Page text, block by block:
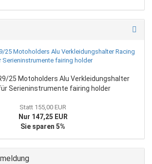
25 Motoholders Alu Verkleidungshalter
Serieninstrumente fairing holder
Statt 155,00 EUR
Nur 147,25 EUR
Sie sparen 5%